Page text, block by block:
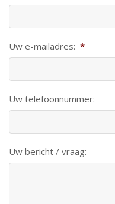
Uw e-mailadres: *
Uw telefoonnummer:
Uw bericht / vraag: